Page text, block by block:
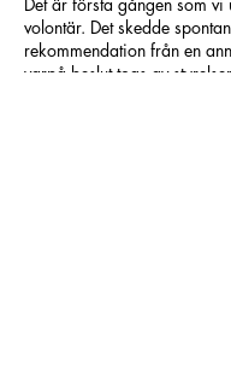
volontär. Det skedde
rekommendation från en
varpå beslut togs av